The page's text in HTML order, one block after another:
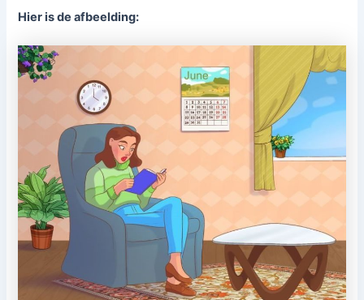
Hier is de afbeelding: